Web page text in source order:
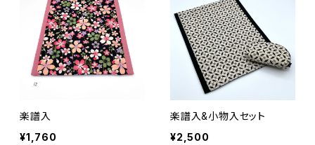
楽譜入
¥1,760
楽譜入&小物入セット
¥2,500